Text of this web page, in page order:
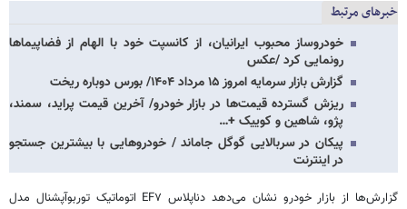
خبرهای مرتبط
خودروساز محبوب ایرانیان، از کانسپت خود با الهام از فضاپیماها
رونمایی کرد /عکس
گزارش بازار سرمایه امروز ۱۵ مرداد ۱۴۰۴/ بورس دوباره ریخت
ریزش گسترده قیمت‌ها در بازار خودرو/ آخرین قیمت پراید، سمند،
پژو، شاهین و کوییک +…
پیکان در سربالایی گوگل جاماند / خودروهایی با بیشترین جستجو
در اینترنت
گزارش‌ها از بازار خودرو نشان می‌دهد دناپلاس EF۷ اتوماتیک توربوآپشنال مدل